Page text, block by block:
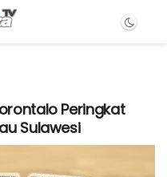
Peringkat
Sulawesi